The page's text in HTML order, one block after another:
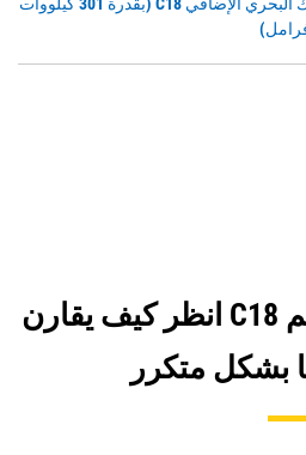
ورقة مواصفات المحرك البحري الإضافي C18 (بقدرة 301 كيلووات
انظر كيف يقارن C18 بالمنتجات التي تتم